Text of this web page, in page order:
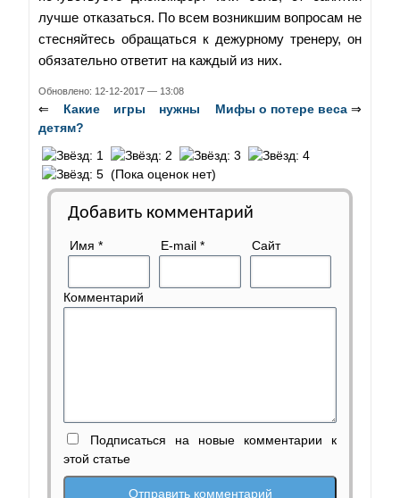
лучше отказаться. По всем возникшим вопросам не
стесняйтесь обращаться к дежурному тренеру, он
обязательно ответит на каждый из них.
Обновлено: 12-12-2017 — 13:08
⇐ Какие игры нужны
детям?
Мифы о потере веса⇒
(Пока оценок нет)
Добавить комментарий
Имя* E-mail* Сайт
Комментарий
Подписаться на новые комментарии к
этой статье